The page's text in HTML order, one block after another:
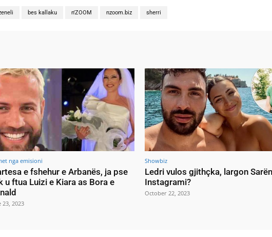
bes kallaku n'ZOOM nzoom.biz sherri
nga emisioni
e fshehur e Arbanës, ja pse
u ftua Luizi e Kiara as Bora e
23, 2023
Showbiz
Ledri vulos gjithçka, largon
Instagrami?
October 22, 2023